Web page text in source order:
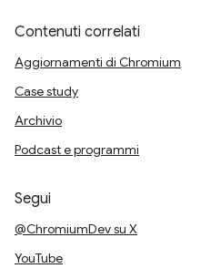
Contenuti correlati
Aggiornamenti di Chromium
Case study
Archivio
Podcast e programmi
Segui
@ChromiumDev su X
YouTube